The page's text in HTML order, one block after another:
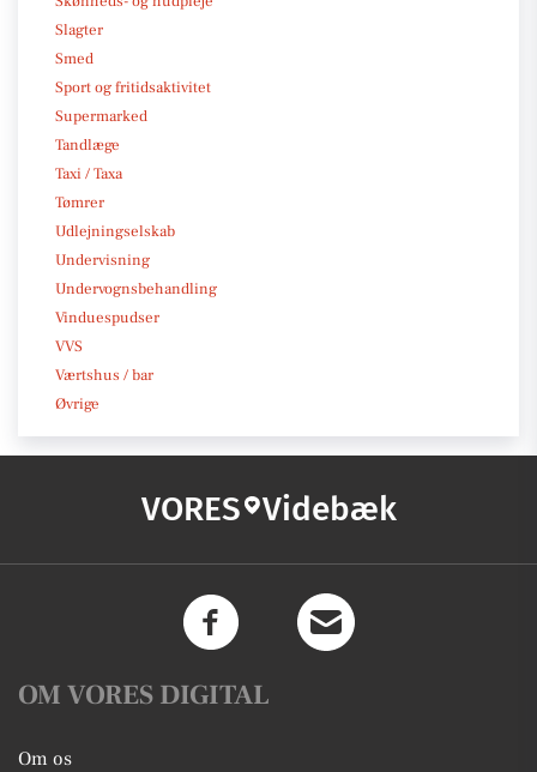
Slagter
Smed
Sport og fritidsaktivitet
Supermarked
Tandlæge
Taxi / Taxa
Tømrer
Udlejningselskab
Undervisning
Undervognsbehandling
Vinduespudser
VVS
Værtshus / bar
Øvrige
VORES Videbæk
OM VORES DIGITAL
Om os